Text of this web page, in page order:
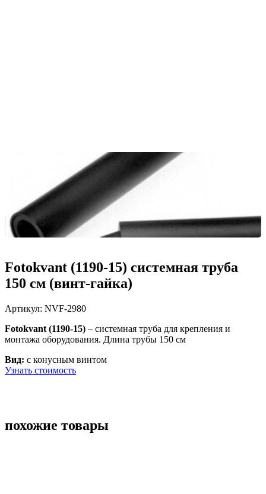
Fotokvant (1190-15) системная труба
150 см (винт-гайка)
Артикул: NVF-2980
Fotokvant (1190-15) – системная труба для крепления и
монтажа оборудования. Длина трубы 150 см
Вид: с конусным винтом
Узнать стоимость
похожие товары